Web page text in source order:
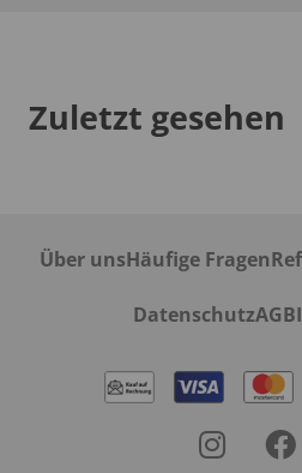
Zuletzt gesehen
Über unsHäufige Fragen
DatenschutzAGB